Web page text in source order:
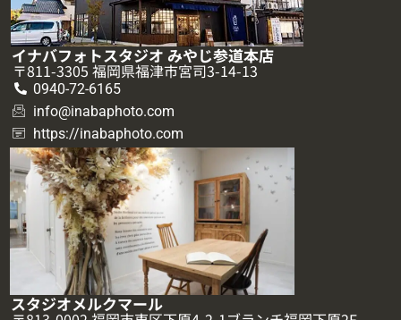
イナバフォトスタジオ みやじ参道本店
〒811-3305 福岡県福津市宮司3-14-13
0940-72-6165
info@inabaphoto.com
https://inabaphoto.com
スタジオメルクマール